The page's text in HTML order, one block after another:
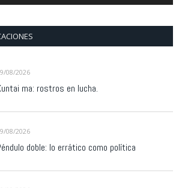
08/2026
ma: rostros en lucha.
08/2026
doble: lo errático como política